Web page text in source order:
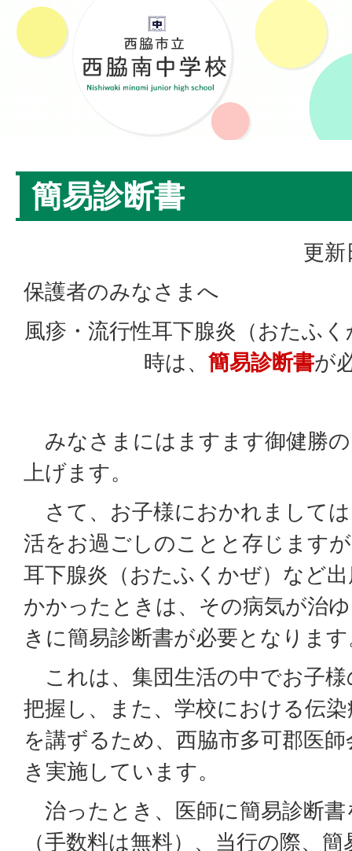
簡易診断書
更
保護者のみなさまへ
風疹・流行性耳下腺炎（おたふ
時は、 簡易診断書が
みなさまにはますます御健勝
上げます。
さて、お子様におかれまして
活をお過ごしのことと存じます
耳下腺炎（おたふくかぜ）など
かかったときは、その病気が治
きに簡易診断書が必要となりま
これは、集団生活の中でお子
把握し、また、学校における伝
を講ずるため、西脇市多可郡医
き実施しています。
治ったとき、医師に簡易診断
（手数料は無料）、当行の際、